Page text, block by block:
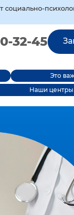
32-45
Это
Наши центры